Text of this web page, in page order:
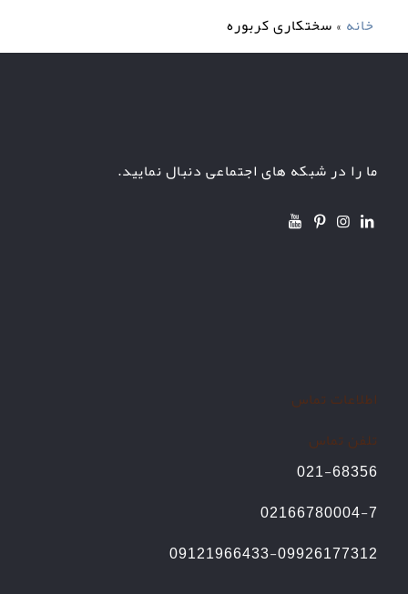
خانه »سختکاری کربوره
ما را در شبکه های اجتماعی دنبال نمایید.
اطلاعات تماس
تلفن تماس
021-68356
02166780004-7
09121966433-09926177312